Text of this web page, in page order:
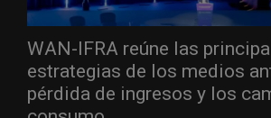
WAN-IFRA reúne las
estrategias de los medios
pérdida de ingresos y los